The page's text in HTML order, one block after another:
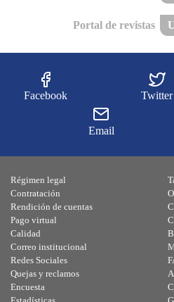
Portal de revistas
Facebook Twitter
Email
Régimen legal
Contratación
Rendición de cuentas
Pago virtual
Calidad
Correo institucional
Redes Sociales
Quejas y reclamos
Encuesta